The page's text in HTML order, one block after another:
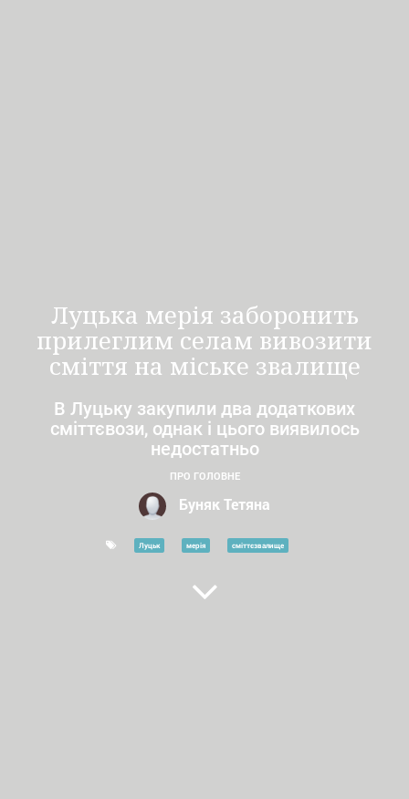
Луцька мерія заборонить
прилеглим селам вивозити
сміття на міське звалище
В Луцьку закупили два додаткових
сміттєвози, однак і цього виявилось
недостатньо
ПРО ГОЛОВНЕ
Буняк Тетяна
Луцьк мерія сміттєзвалище